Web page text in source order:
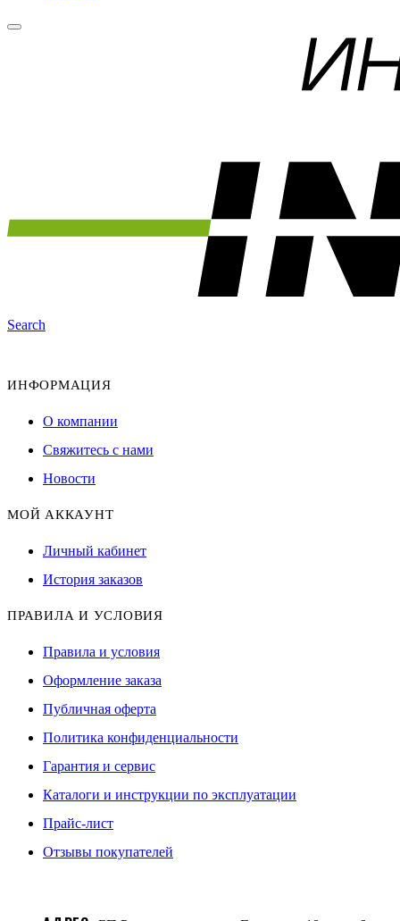
Search
ИНФОРМАЦИЯ
О компании
Свяжитесь с нами
Новости
МОЙ АККАУНТ
Личный кабинет
История заказов
ПРАВИЛА И УСЛОВИЯ
Правила и условия
Оформление заказа
Публичная оферта
Политика конфиденциальности
Гарантия и сервис
Каталоги и инструкции по эксплуатации
Прайс-лист
Отзывы покупателей